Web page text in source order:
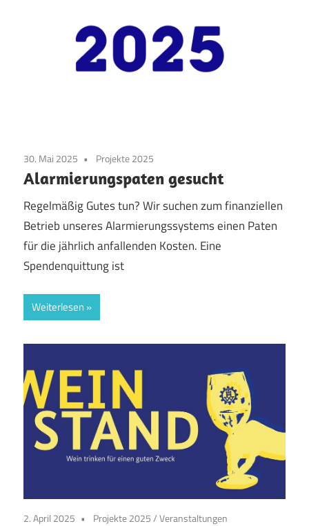
30. Mai 2025 Projekte 2025
Alarmierungspaten gesucht
Regelmäßig Gutes tun? Wir suchen zum finanziellen
Betrieb unseres Alarmierungssystems einen Paten
für die jährlich anfallenden Kosten. Eine
Spendenquittung ist
Weiterlesen
2. April 2025 Projekte 2025/Veranstaltungen